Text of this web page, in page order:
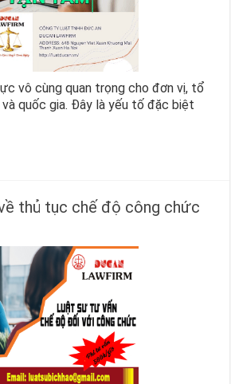
vô cùng quan trọng cho đơn vị, tổ
quốc gia. Đây là yếu tố đặc biệt
thủ tục chế độ công chức